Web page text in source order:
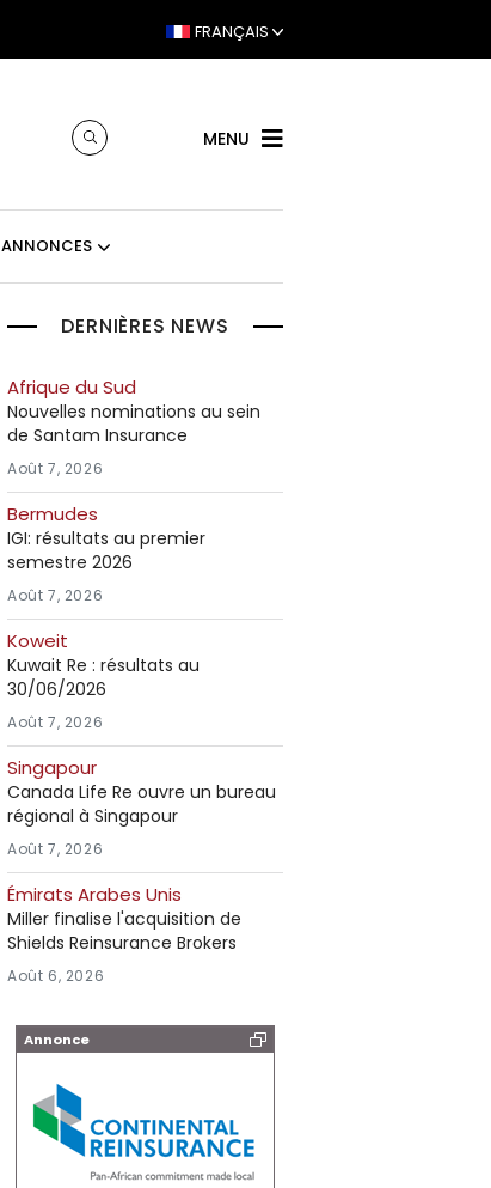
FRANÇAIS
MENU
ANNONCES
DERNIÈRES NEWS
Afrique du Sud
Nouvelles nominations au sein
de Santam Insurance
Août 7, 2026
Bermudes
IGI: résultats au premier
semestre 2026
Août 7, 2026
Koweit
Kuwait Re : résultats au
30/06/2026
Août 7, 2026
Singapour
Canada Life Re ouvre un bureau
régional à Singapour
Août 7, 2026
Émirats Arabes Unis
Miller finalise l'acquisition de
Shields Reinsurance Brokers
Août 6, 2026
Annonce